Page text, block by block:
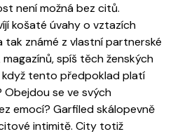
není možná bez citů.
košaté úvahy o vztazích
tak známé z vlastní partnerské
spíš těch ženských
když tento předpoklad platí
Obejdou se ve svých
emocí? Garfiled skálopevně
intimitě. City totiž